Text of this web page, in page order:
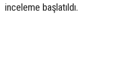
inceleme başlatıldı.